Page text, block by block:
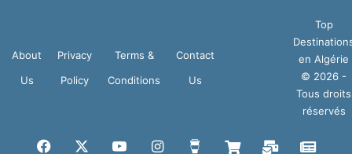
About
Us
Privacy
Policy
Terms &
Conditions
Contact
Us
Top
en Algérie
© 2026 -
Tous droits
réservés
Facebook YouTubeInstagram
Buy BoutiqueMail